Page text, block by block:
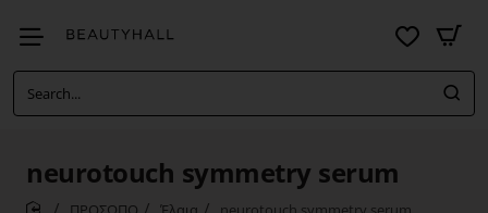
Search...
neurotouch symmetry serum